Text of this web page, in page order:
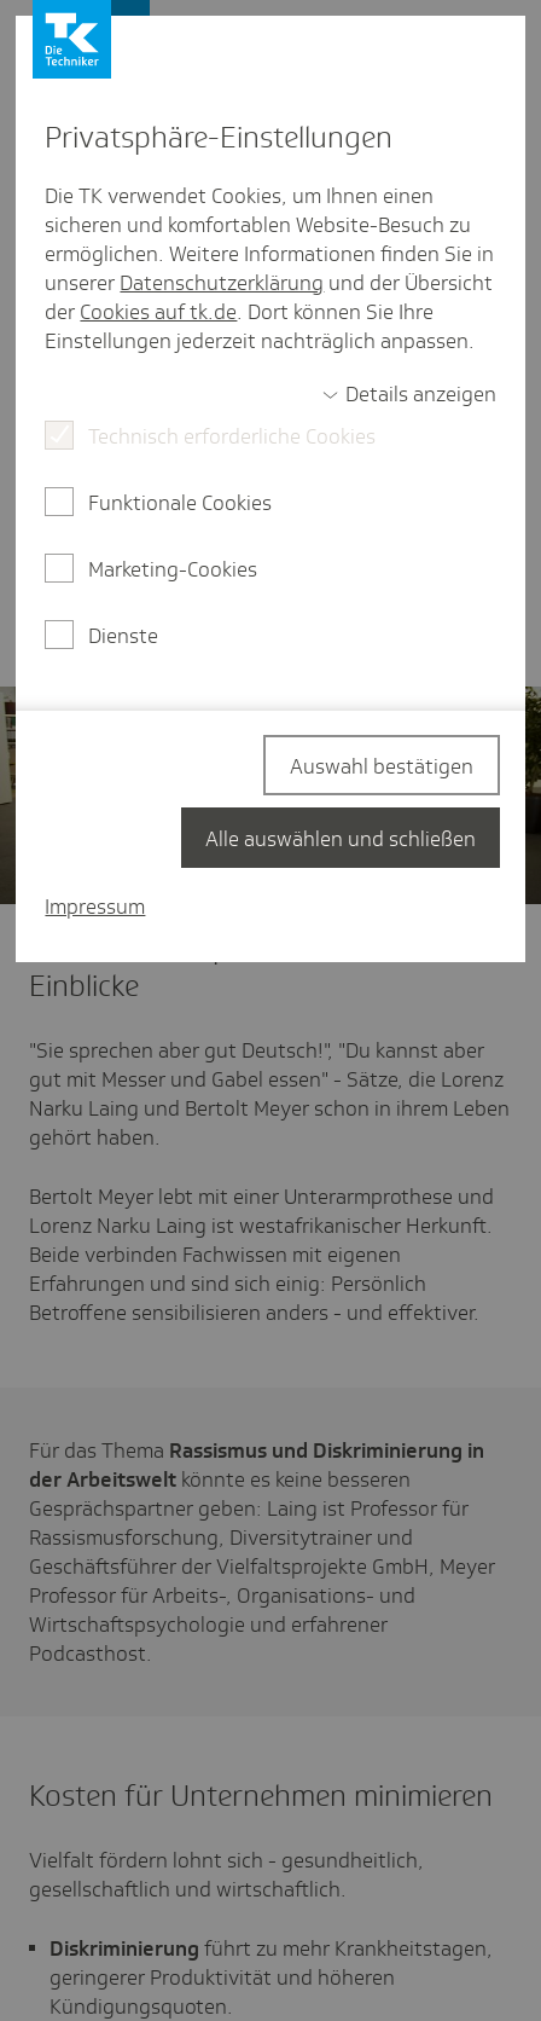
Diskri­mi­nie­rung am Arbeits­platz
bekämpfen - Viel­falt schützen
Diskriminierung und Rassismus machen
schwächer. Sie kosten gutes Image, Talente und
Prof. Bertolt Meyer und Rassismusforscher Prof.
inklusive Organisationen.
Firmenkunden Kulturelle Vielfalt
Einblicke
"Sie sprechen aber gut Deutsch!", "Du kannst aber
gut mit Messer und Gabel essen" - Sätze, die Lorenz
Narku Laing und Bertolt Meyer schon in ihrem Leben
gehört haben.
Bertolt Meyer lebt mit einer Unterarmprothese und
Lorenz Narku Laing ist westafrikanischer Herkunft.
Beide verbinden Fachwissen mit eigenen
Erfahrungen und sind sich einig: Persönlich
Betroffene sensibilisieren anders - und effektiver.
Für das Thema Rassismus und Diskriminierung in
der Arbeitswelt könnte es keine besseren
Gesprächspartner geben: Laing ist Professor für
Rassismusforschung, Diversitytrainer und
Geschäftsführer der Vielfaltsprojekte GmbH, Meyer
Professor für Arbeits-, Organisations- und
Wirtschaftspsychologie und erfahrener
Podcasthost.
Kosten für Unternehmen minimieren
Vielfalt fördern lohnt sich - gesundheitlich,
gesellschaftlich und wirtschaftlich.
Diskriminierung führt zu mehr Krankheitstagen,
geringerer Produktivität und höheren
Kündigungsquoten.
Privat­sphäre-Einstel­lungen
Die TK verwendet Cookies, um Ihnen einen
sicheren und komfortablen Website-Besuch zu
ermöglichen. Weitere Informationen finden Sie in
unserer Datenschutzerklärung und der Übersicht
der Cookies auf tk.de. Dort können Sie Ihre
Einstellungen jederzeit nachträglich anpassen.
Details anzeigen
Technisch erforderliche Cookies
Funktionale Cookies
Marketing-Cookies
Dienste
Impressum
Auswahl bestätigen
Alle auswählen und schließen